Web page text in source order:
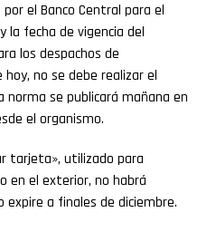
el Banco Central para el
la fecha de vigencia del
los despachos de
no se debe realizar el
se publicará mañana en
el organismo.
tarjeta», utilizado para
en el exterior, no habrá
a finales de diciembre.